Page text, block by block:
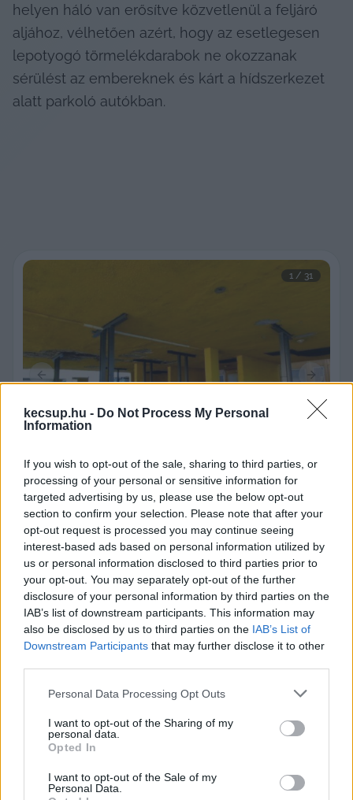
kecsup.hu - Do Not Process My Personal
Information
If you wish to opt-out of the sale, sharing to third parties, or
processing of your personal or sensitive information for
targeted advertising by us, please use the below opt-out
section to confirm your selection. Please note that after your
opt-out request is processed you may continue seeing
interest-based ads based on personal information utilized by
us or personal information disclosed to third parties prior to
your opt-out. You may separately opt-out of the further
disclosure of your personal information by third parties on the
IAB’s list of downstream participants. This information may
also be disclosed by us to third parties on the IAB’s List of
Downstream Participants that may further disclose it to other
Please note that this website/app uses one or more Google
not limited to your visit or usage behaviour. You may click to
grant or deny consent to Google and its third-party tags to
use your data for below specified purposes in below Google
consent section.
Personal Data Processing Opt Outs
I want to opt-out of the Sharing of my
personal data.
Opted In
I want to opt-out of the Sale of my
Personal Data.
helyen háló van erősítve közvetlenül a feljáró
aljához, vélhetően azért, hogy az esetlegesen
lepotyogó törmelékdarabok ne okozzanak
sérülést az embereknek és kárt a hídszerkezet
alatt parkoló autókban.
1 / 31
Previous slide Next
A kecskeméti kórház mentőfeljárója, 2024. június
megszokott fémkorlátok védik, nehogy az autók
kárt tegyenek bennük és véletlenül kidöntsék
Ahogy körbefotóztuk a mentőfeljárót, akkor